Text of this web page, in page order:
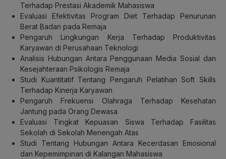
Terhadap Prestasi Akademik Mahasiswa
Evaluasi Efektivitas Program Diet Terhadap Penurunan
Berat Badan pada Remaja
Pengaruh Lingkungan Kerja Terhadap Produktivitas
Karyawan di Perusahaan Teknologi
Analisis Hubungan Antara Penggunaan Media Sosial dan
Kesejahteraan Psikologis Remaja
Studi Kuantitatif Tentang Pengaruh Pelatihan Soft Skills
Terhadap Kinerja Karyawan
Pengaruh Frekuensi Olahraga Terhadap Kesehatan
Jantung pada Orang Dewasa
Evaluasi Tingkat Kepuasan Siswa Terhadap Fasilitas
Sekolah di Sekolah Menengah Atas
Studi Tentang Hubungan Antara Kecerdasan Emosional
dan Kepemimpinan di Kalangan Mahasiswa